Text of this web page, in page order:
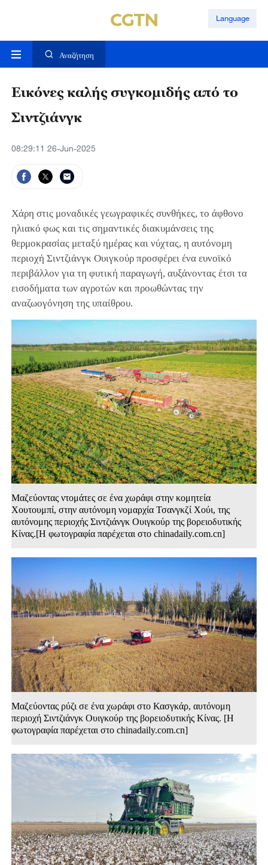
Language
Αναζήτηση
Εικόνες καλής συγκομιδής από το
Σιντζιάνγκ
08:29:11 26-Jun-2025
Χάρη στις μοναδικές γεωγραφικές συνθήκες, το άφθονο
ηλιακό φως και τις σημαντικές διακυμάνσεις της
θερμοκρασίας μεταξύ ημέρας και νύχτας, η αυτόνομη
περιοχή Σιντζιάνγκ Ουιγκούρ προσφέρει ένα ευνοϊκό
περιβάλλον για τη φυτική παραγωγή, αυξάνοντας έτσι τα
εισοδήματα των αγροτών και προωθώντας την
αναζωογόνηση της υπαίθρου.
Μαζεύοντας ντομάτες σε ένα χωράφι στην κομητεία
Χουτουμπί, στην αυτόνομη νομαρχία Τσανγκζί Χούι, της
αυτόνομης περιοχής Σιντζιάνγκ Ουιγκούρ της βορειοδυτικής
Κίνας.[Η φωτογραφία παρέχεται στο chinadaily.com.cn]
Μαζεύοντας ρύζι σε ένα χωράφι στο Κασγκάρ, αυτόνομη
περιοχή Σιντζιάνγκ Ουιγκούρ της βορειοδυτικής Κίνας. [Η
φωτογραφία παρέχεται στο chinadaily.com.cn]